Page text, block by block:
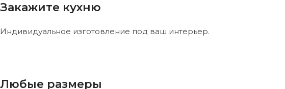
Закажите кухню
Индивидуальное изготовление под ваш интерьер.
Любые размеры